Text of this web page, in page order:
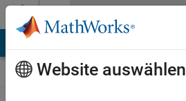
Weiter zum Inhalt
Website auswählen